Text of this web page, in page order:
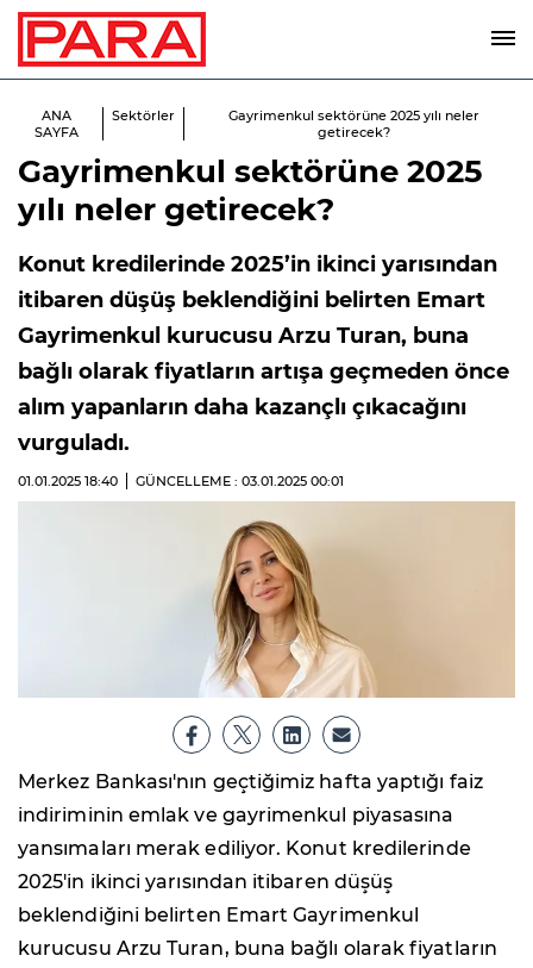
ANA
SAYFA
Sektörler
Gayrimenkul sektörüne 2025 yılı neler
getirecek?
Gayrimenkul sektörüne 2025
yılı neler getirecek?
Konut kredilerinde 2025’in ikinci yarısından
itibaren düşüş beklendiğini belirten Emart
Gayrimenkul kurucusu Arzu Turan, buna
bağlı olarak fiyatların artışa geçmeden önce
alım yapanların daha kazançlı çıkacağını
vurguladı.
01.01.2025 18:40 GÜNCELLEME : 03.01.2025 00:01
Merkez Bankası'nın geçtiğimiz hafta yaptığı faiz
indiriminin emlak ve gayrimenkul piyasasına
yansımaları merak ediliyor. Konut kredilerinde
2025'in ikinci yarısından itibaren düşüş
beklendiğini belirten Emart Gayrimenkul
kurucusu Arzu Turan, buna bağlı olarak fiyatların